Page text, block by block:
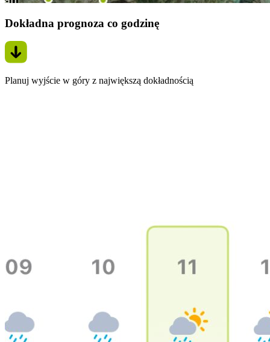
Dokładna prognoza co godzinę
Planuj wyjście w góry z największą dokładnością